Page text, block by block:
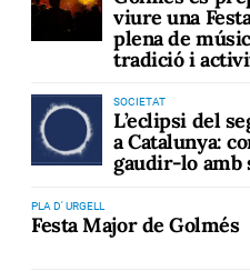
viure una
plena de
tradició i
SOCIETAT
L’eclipsi del
a Catalunya:
gaudir-lo amb
PLA D' URGELL
Festa Major de Golmés